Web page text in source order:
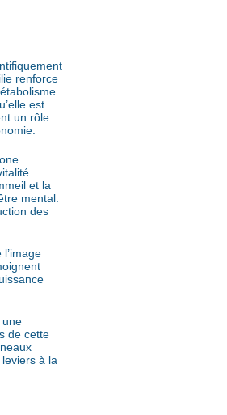
renforce
est
un rôle
et la
mental.
des
une
de cette
à la